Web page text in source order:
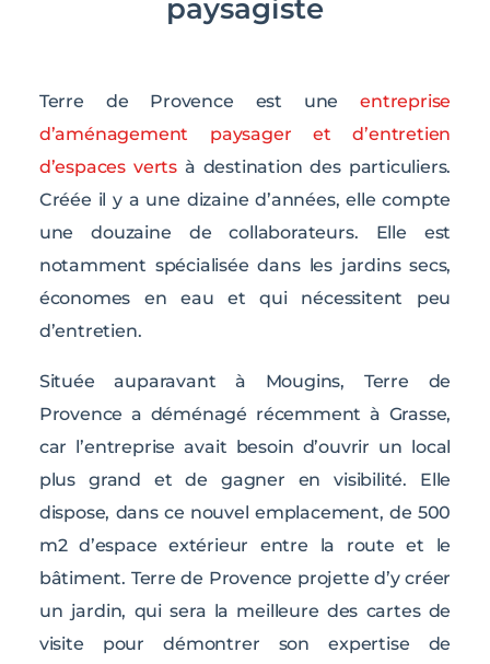
paysagiste
Terre de Provence est uneentreprise
d’aménagement paysager et d’entretien
d’espaces vertsà destination des particuliers.
Créée il y a une dizaine d’années, elle compte
une douzaine de collaborateurs. Elle est
notamment spécialisée dans les jardins secs,
économes en eau et qui nécessitent peu
d’entretien.
Située auparavant à Mougins, Terre de
Provence a déménagé récemment à Grasse,
car l’entreprise avait besoin d’ouvrir un local
plus grand et de gagner en visibilité. Elle
dispose, dans ce nouvel emplacement, de 500
m2 d’espace extérieur entre la route et le
bâtiment. Terre de Provence projette d’y créer
un jardin, qui sera la meilleure des cartes de
visite pour démontrer son expertise de